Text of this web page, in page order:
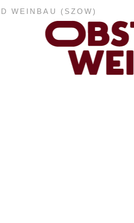
WEINBAU (SZOW)